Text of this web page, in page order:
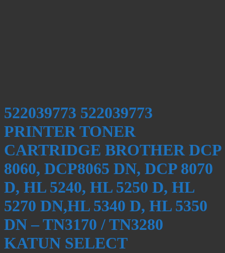
522039773 522039773
PRINTER TONER
CARTRIDGE BROTHER DCP
8060, DCP8065 DN, DCP 8070
D, HL 5240, HL 5250 D, HL
5270 DN,HL 5340 D, HL 5350
DN – TN3170 / TN3280
KATUN SELECT